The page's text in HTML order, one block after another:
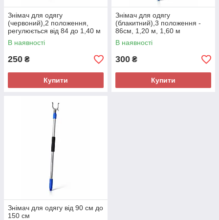
Знімач для одягу
(червоний),2 положення,
регулюється від 84 до 1,40 м
В наявності
250 ₴
Купити
Знімач для одягу
(блакитний),3 положення -
86см, 1,20 м, 1,60 м
В наявності
300 ₴
Купити
Знімач для одягу від 90 см до
150 см